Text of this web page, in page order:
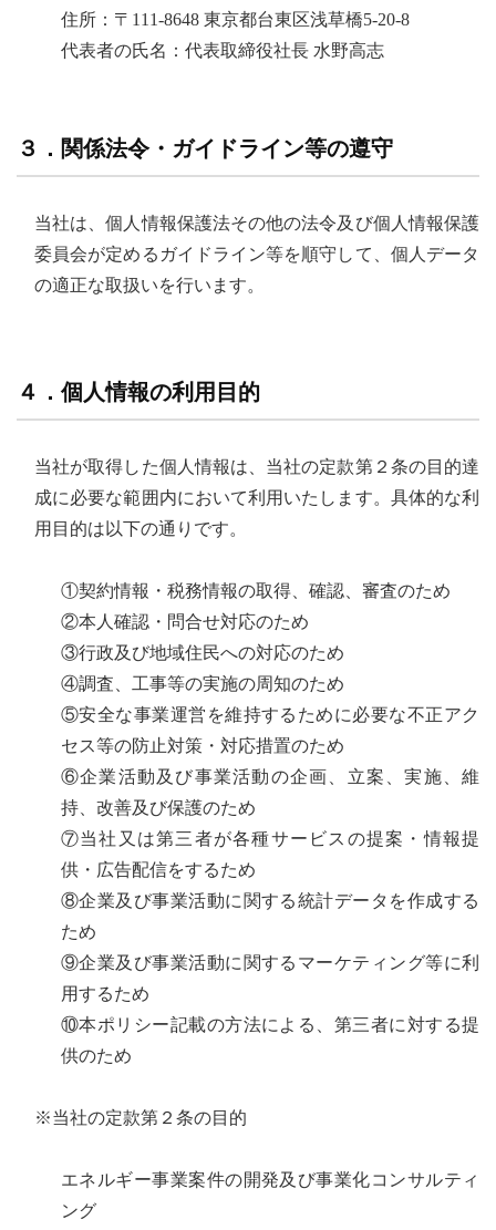
住所：〒111-8648 東京都台東区浅草橋5-20-8
代表者の氏名：代表取締役社長 水野高志
３．関係法令・ガイドライン等の遵守
当社は、個人情報保護法その他の法令及び個人情報保護
委員会が定めるガイドライン等を順守して、個人データ
の適正な取扱いを行います。
４．個人情報の利用目的
当社が取得した個人情報は、当社の定款第２条の目的達
成に必要な範囲内において利用いたします。具体的な利
用目的は以下の通りです。
①契約情報・税務情報の取得、確認、審査のため
②本人確認・問合せ対応のため
③行政及び地域住民への対応のため
④調査、工事等の実施の周知のため
⑤安全な事業運営を維持するために必要な不正アク
セス等の防止対策・対応措置のため
⑥企業活動及び事業活動の企画、立案、実施、維
持、改善及び保護のため
⑦当社又は第三者が各種サービスの提案・情報提
供・広告配信をするため
⑧企業及び事業活動に関する統計データを作成する
ため
⑨企業及び事業活動に関するマーケティング等に利
用するため
⑩本ポリシー記載の方法による、第三者に対する提
供のため
※当社の定款第２条の目的
エネルギー事業案件の開発及び事業化コンサルティ
ング